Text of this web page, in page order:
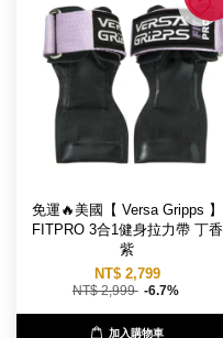
免運🔥美國【 Versa Gripps 】
FITPRO 3合1健身拉力帶 丁香
紫
NT$ 2,799
NT$ 2,999 -6.7%
加入購物車